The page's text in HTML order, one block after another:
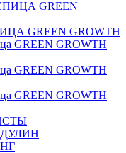
GREEN GROWTH
GREEN GROWTH
GREEN GROWTH
GREEN GROWTH